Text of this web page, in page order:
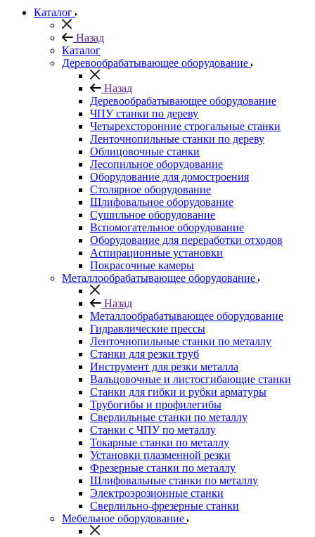
Каталог
Назад
Каталог
Деревообрабатывающее оборудование
Назад
Деревообрабатывающее оборудование
ЧПУ станки по дереву
Четырехсторонние строгальные станки
Ленточнопильные станки по дереву
Облицовочные станки
Лесопильное оборудование
Оборудование для домостроения
Столярное оборудование
Шлифовальное оборудование
Сушильное оборудование
Вспомогательное оборудование
Оборудование для переработки отходов
Аспирационные установки
Покрасочные камеры
Металлообрабатывающее оборудование
Назад
Металлообрабатывающее оборудование
Гидравлические прессы
Ленточнопильные станки по металлу
Станки для резки труб
Инструмент для резки металла
Вальцовочные и листосгибающие станки
Станки для гибки и рубки арматуры
Трубогибы и профилегибы
Сверлильные станки по металлу
Станки с ЧПУ по металлу
Токарные станки по металлу
Установки плазменной резки
Фрезерные станки по металлу
Шлифовальные станки по металлу
Электроэрозионные станки
Сверлильно-фрезерные станки
Мебельное оборудование